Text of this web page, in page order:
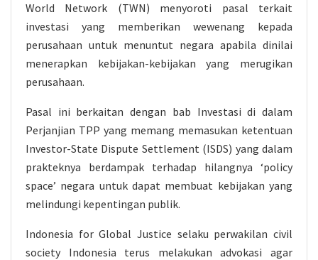
World Network (TWN) menyoroti pasal terkait
investasi yang memberikan wewenang kepada
perusahaan untuk menuntut negara apabila dinilai
menerapkan kebijakan-kebijakan yang merugikan
perusahaan.
Pasal ini berkaitan dengan bab Investasi di dalam
Perjanjian TPP yang memang memasukan ketentuan
Investor-State Dispute Settlement (ISDS) yang dalam
prakteknya berdampak terhadap hilangnya ‘policy
space’ negara untuk dapat membuat kebijakan yang
melindungi kepentingan publik.
Indonesia for Global Justice selaku perwakilan civil
society Indonesia terus melakukan advokasi agar